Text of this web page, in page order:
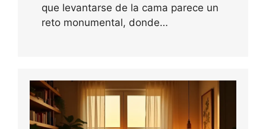
que levantarse de la cama parece un
reto monumental, donde…